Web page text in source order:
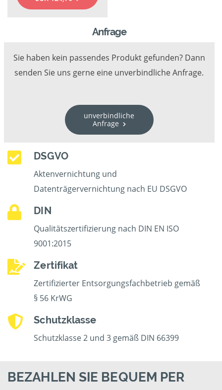
Anfrage
Sie haben kein passendes Produkt gefunden? Dann
senden Sie uns gerne eine unverbindliche Anfrage.
unverbindliche
Anfrage
DSGVO
Aktenvernichtung und
Datenträgervernichtung nach EU DSGVO
DIN
Qualitätszertifizierung nach DIN EN ISO
9001:2015
Zertifikat
Zertifizierter Entsorgungsfachbetrieb gemäß
§ 56 KrWG
Schutzklasse
Schutzklasse 2 und 3 gemäß DIN 66399
BEZAHLEN SIE BEQUEM PER